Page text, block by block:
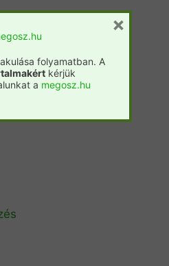
folyamatban. A
kérjük
a megosz.hu
×